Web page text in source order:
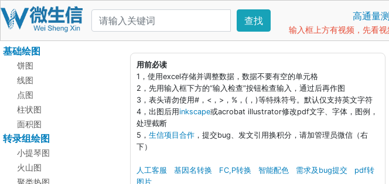
查找 高通量
输入框上方有视频，先看
基础绘图
饼图
线图
点图
柱状图
面积图
转录组绘图
小提琴图
火山图
聚类热图
用前必读
1，使用excel存储并调整数据，数据不要有空的单元格
2，先用输入框下方的“输入检查”按钮检查输入，通过后再作图
3，表头请勿使用#，<，>，%，(，)等特殊符号。默认仅支持英文字符
4，出图后用inkscape或acrobat illustrator修改pdf文字、字体，图例，
处理截断
5， 生信项目合作，提交bug、发文引用换积分，请加管理员微信（右
下）
人工客服 基因名转换 FC,P转换 智能配色 需求及bug提交
pdf转
图片